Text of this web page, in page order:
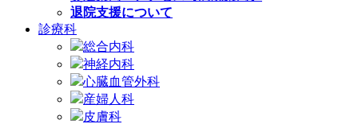
退院支援について
診療科
総合内科
神経内科
心臓血管外科
産婦人科
皮膚科